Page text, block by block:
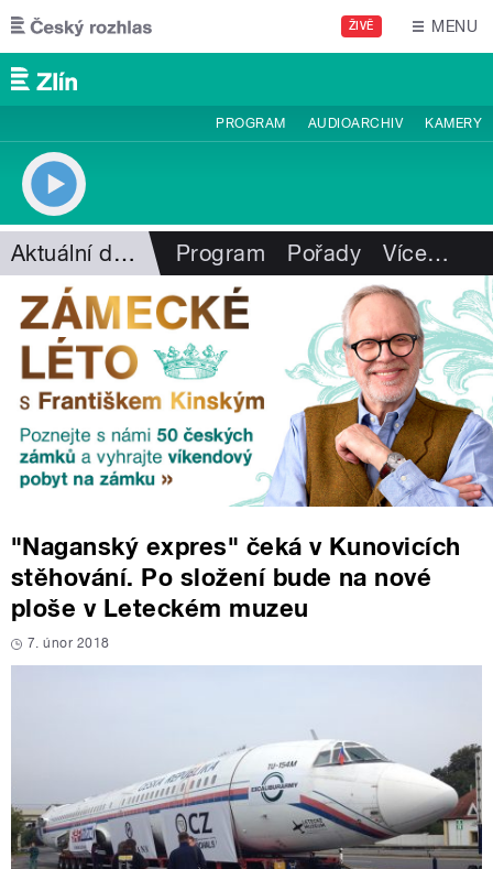
Přejít k hlavnímu obsahu
ŽIVĚ MENU
PROGRAM AUDIOARCHIV KAMERY
Aktuální dění Program Pořady Více…
"Naganský expres" čeká v Kunovicích
stěhování. Po složení bude na nové
ploše v Leteckém muzeu
7. únor 2018